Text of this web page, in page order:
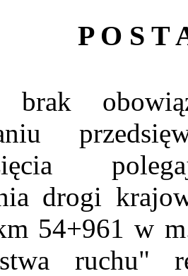
P O S T
brak
drogi
54+961 w
ruchu"